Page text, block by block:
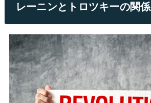
レーニンとトロツキーの関